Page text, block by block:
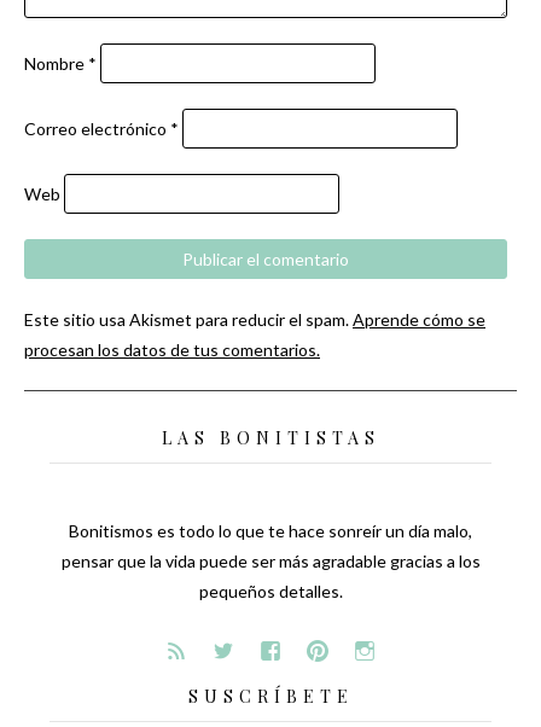
Nombre *
Correo electrónico *
Web
Este sitio usa Akismet para reducir el spam.Aprende cómo se
procesan los datos de tus comentarios.
LAS BONITISTAS
Bonitismos es todo lo que te hace sonreír un día malo,
pensar que la vida puede ser más agradable gracias a los
pequeños detalles.
SUSCRÍBETE